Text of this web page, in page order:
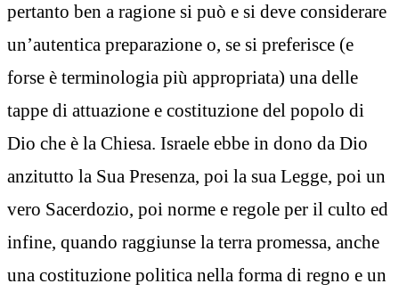
pertanto ben a ragione si può e si deve considerare
un’autentica preparazione o, se si preferisce (e
forse è terminologia più appropriata) una delle
tappe di attuazione e costituzione del popolo di
Dio che è la Chiesa. Israele ebbe in dono da Dio
anzitutto la Sua Presenza, poi la sua Legge, poi un
vero Sacerdozio, poi norme e regole per il culto ed
infine, quando raggiunse la terra promessa, anche
una costituzione politica nella forma di regno e un